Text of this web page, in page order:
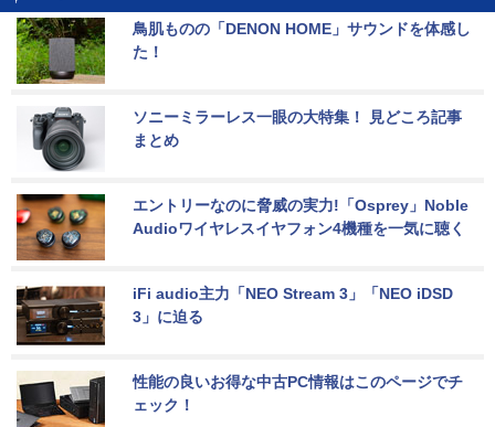
鳥肌ものの「DENON HOME」サウンドを体感し
た！
ソニーミラーレス一眼の大特集！ 見どころ記事
まとめ
エントリーなのに脅威の実力!「Osprey」Noble
Audioワイヤレスイヤフォン4機種を一気に聴く
iFi audio主力「NEO Stream 3」「NEO iDSD
3」に迫る
性能の良いお得な中古PC情報はこのページでチ
ェック！